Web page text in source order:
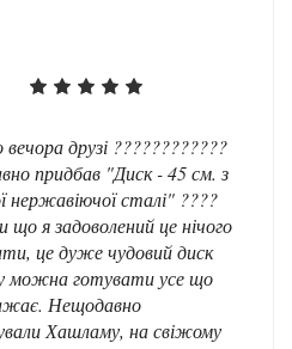
вечора друзі ????????????
придбав "Диск - 45 см. з
нержавіючої сталі" ????
що я задоволений це нічого
це дуже чудовий диск
можна готувати усе що
Нещодавно
Хашламу, на свіжому